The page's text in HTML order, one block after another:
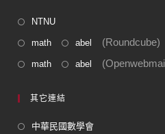
NTNU
math abel (Roundcube)
math abel
其它連結
中華民國數學會